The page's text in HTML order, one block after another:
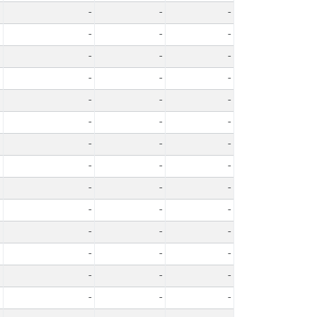
- -
-
- -
-
- -
-
- -
-
- -
-
- -
-
- -
-
- -
-
- -
-
- -
-
- -
-
- -
-
- -
-
- -
-